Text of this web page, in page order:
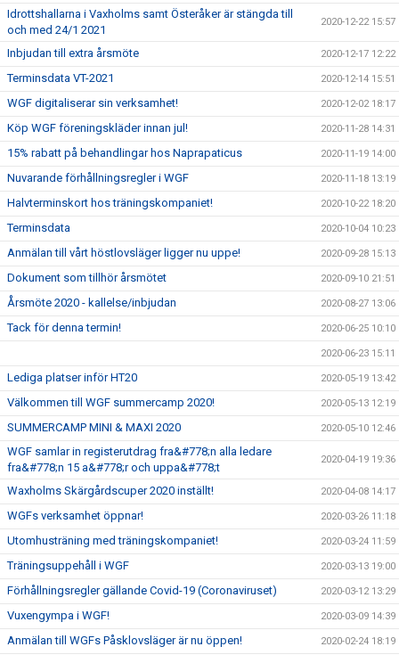
Idrottshallarna i Vaxholms samt Österåker är stängda till
och med 24/1 2021
2020-12-22 15:57
Inbjudan till extra årsmöte 2020-12-17 12:22
Terminsdata VT-2021 2020-12-14 15:51
WGF digitaliserar sin verksamhet! 2020-12-02 18:17
Köp WGF föreningskläder innan jul! 2020-11-28 14:31
15% rabatt på behandlingar hos Naprapaticus 2020-11-19 14:00
Nuvarande förhållningsregler i WGF 2020-11-18 13:19
Halvterminskort hos träningskompaniet! 2020-10-22 18:20
Terminsdata 2020-10-04 10:23
Anmälan till vårt höstlovsläger ligger nu uppe! 2020-09-28 15:13
Dokument som tillhör årsmötet 2020-09-10 21:51
Årsmöte 2020 - kallelse/inbjudan 2020-08-27 13:06
Tack för denna termin! 2020-06-25 10:10
2020-06-23 15:11
Lediga platser inför HT20 2020-05-19 13:42
Välkommen till WGF summercamp 2020! 2020-05-13 12:19
SUMMERCAMP MINI & MAXI 2020 2020-05-10 12:46
WGF samlar in registerutdrag fra&#778;n alla ledare
fra&#778;n 15 a&#778;r och uppa&#778;t
2020-04-19 19:36
Waxholms Skärgårdscuper 2020 inställt! 2020-04-08 14:17
WGFs verksamhet öppnar! 2020-03-26 11:18
Utomhusträning med träningskompaniet! 2020-03-24 11:59
Träningsuppehåll i WGF 2020-03-13 19:00
Förhållningsregler gällande Covid-19 (Coronaviruset) 2020-03-12 13:29
Vuxengympa i WGF! 2020-03-09 14:39
Anmälan till WGFs Påsklovsläger är nu öppen! 2020-02-24 18:19